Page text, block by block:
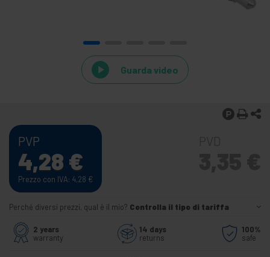
Guarda video
PVP
4,28 €
Prezzo con IVA: 4,28 €
Perché diversi prezzi, qual è il mio? Controlla il tipo di tariffa
2 years
warranty
14 days
returns
100%
safe